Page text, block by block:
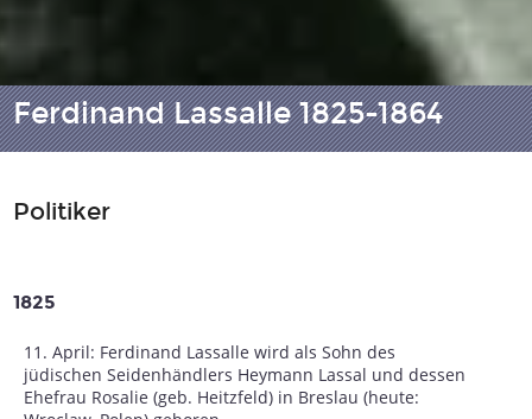
Ferdinand Lassalle 1825-1864
Politiker
1825
11. April: Ferdinand Lassalle wird als Sohn des
jüdischen Seidenhändlers Heymann Lassal und dessen
Ehefrau Rosalie (geb. Heitzfeld) in Breslau (heute: